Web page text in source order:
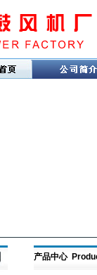
产品中心